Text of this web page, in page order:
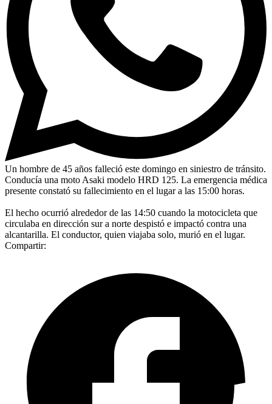
Un hombre de 45 años falleció este domingo en siniestro de tránsito.
Conducía una moto Asaki modelo HRD 125. La emergencia médica
presente constató su fallecimiento en el lugar a las 15:00 horas.
El hecho ocurrió alrededor de las 14:50 cuando la motocicleta que
circulaba en dirección sur a norte despistó e impactó contra una
alcantarilla. El conductor, quien viajaba solo, murió en el lugar.
Compartir: